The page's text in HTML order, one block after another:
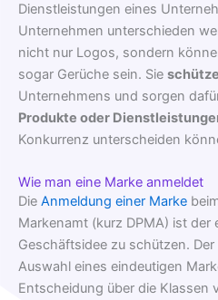
Dienstleistungen eines
Unternehmen unterschieden
nicht nur Logos, sondern
sogar Gerüche sein. Sie
Unternehmens und sorgen
Produkte oder
Konkurrenz unterscheiden
Wie man eine Marke anmeldet
Die Anmeldung einer Marke
Markenamt (kurz DPMA) ist der
Geschäftsidee zu schützen.
Auswahl eines eindeutigen
Entscheidung über die Klassen